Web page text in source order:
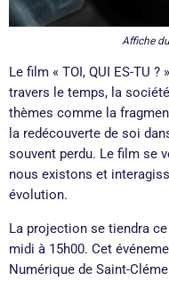
Affiche
Le film « TOI, QUI ES-TU
travers le temps, la
thèmes comme la
la redécouverte de soi
souvent perdu. Le film se
nous existons et
évolution.
La projection se tiendra
midi à 15h00. Cet
Numérique de Saint-